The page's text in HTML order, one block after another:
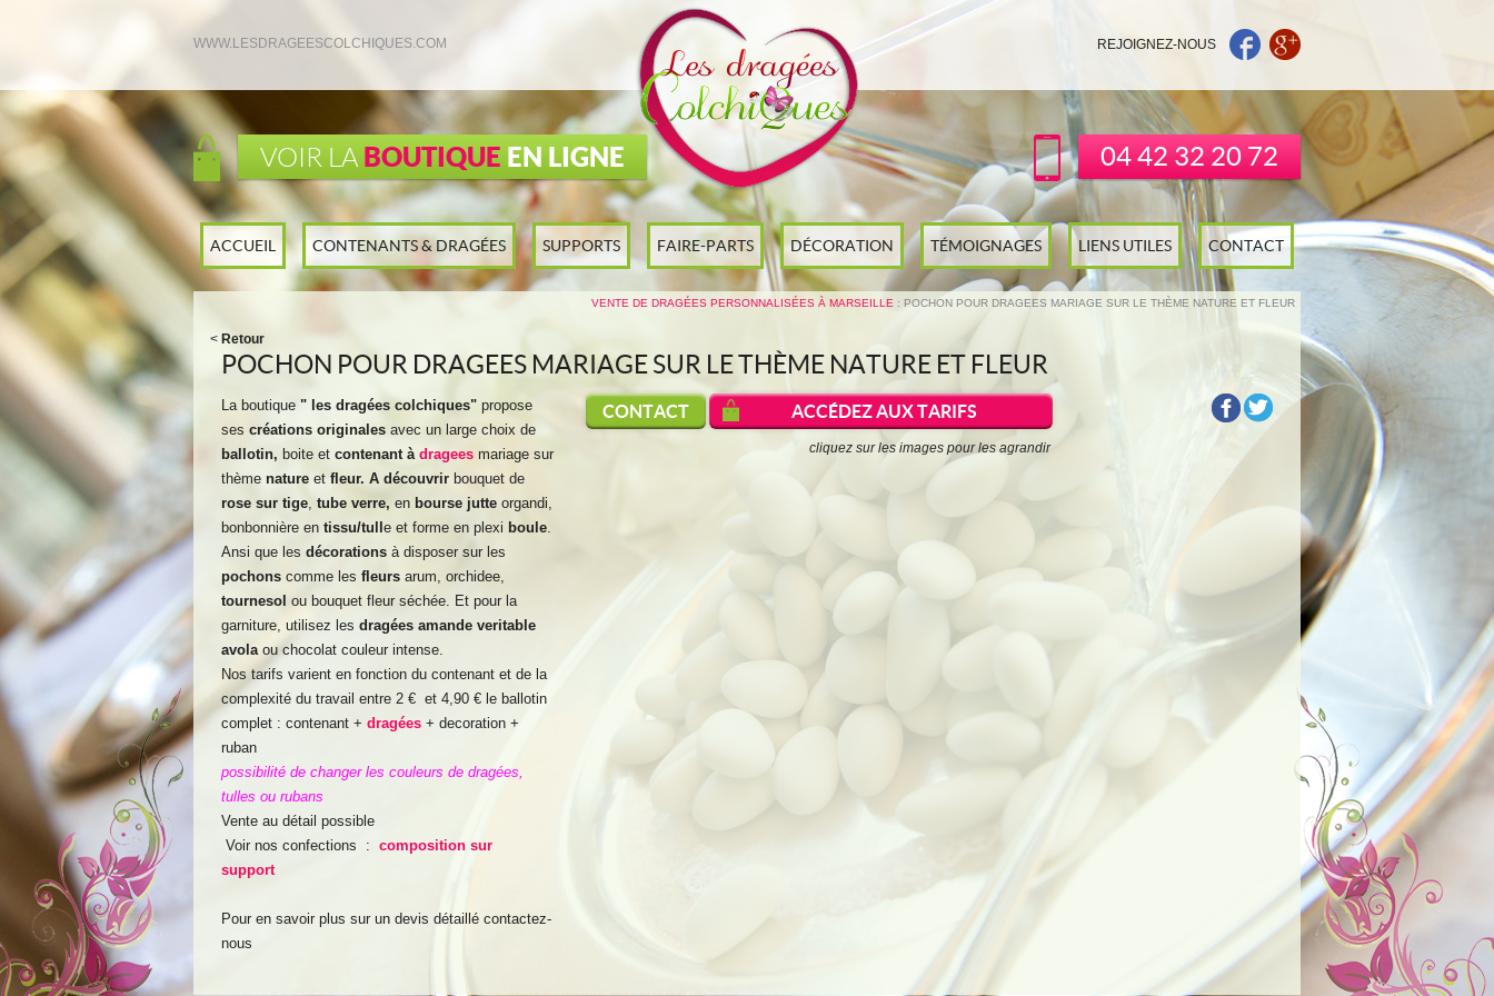
WWW.LESDRAGEESCOLCHIQUES.COM REJOIGNEZ-NOUS
VOIR LA BOUTIQUE EN LIGNE 04 42 32 20 72
ACCUEIL CONTENANTS & DRAGÉES SUPPORTS FAIRE-PARTS DÉCORATION TÉMOIGNAGES LIENS UTILES CONTACT
VENTE DE DRAGÉES PERSONNALISÉES À MARSEILLE : POCHON POUR DRAGEES MARIAGE SUR LE THÈME NATURE ET FLEUR
< Retour
POCHON POUR DRAGEES MARIAGE SUR LE THÈME NATURE ET FLEUR
CONTACT ACCÉDEZ AUXTARIFS
cliquez sur les images pour les agrandir
La boutique" les dragées colchiques" propose
ses créations originales avec un large choix de
ballotin, boite et contenant à dragees mariage sur
thème nature etfleur. A découvrir bouquet de
rose sur tige, tube verre, enbourse jutteorgandi,
bonbonnière en tissu/tull e et forme en plexi boule.
Ansi que les décorationsà disposer sur les
pochonscomme les fleursarum, orchidee,
tournesol ou bouquet fleur séchée. Et pour la
garniture, utilisez les dragées amande veritable
avolaou chocolat couleur intense.
Nos tarifs varient en fonction du contenant et de la
complexité du travail entre 2 € et 4,90 € le ballotin
complet : contenant + dragées + decoration +
ruban
possibilité de changer les couleurs de dragées,
tulles ou rubans
Vente au détail possible
Voir nos confections : composition sur
support
Pour en savoir plus sur un devis détaillé contactez-
nous